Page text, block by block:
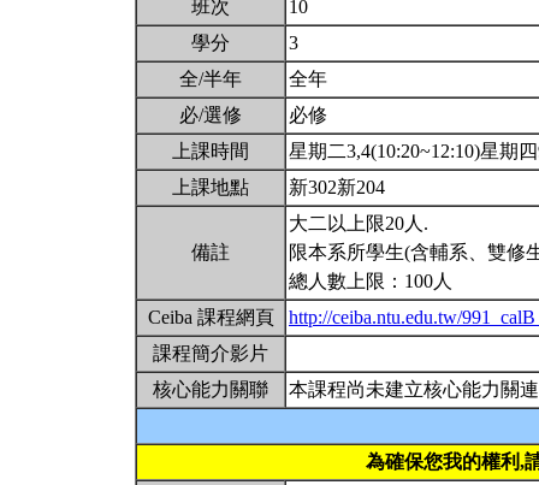
班次
10
學分
3
全/半年
全年
必/選修
必修
上課時間
星期二3,4(10:20~12:10)星期
上課地點
新302新204
備註
大二以上限20人.
限本系所學生(含輔系、雙修
總人數上限：100人
Ceiba 課程網頁
http://ceiba.ntu.edu.tw/
課程簡介影片
核心能力關聯
本課程尚未建立核心能力關連
為確保您我的權利,